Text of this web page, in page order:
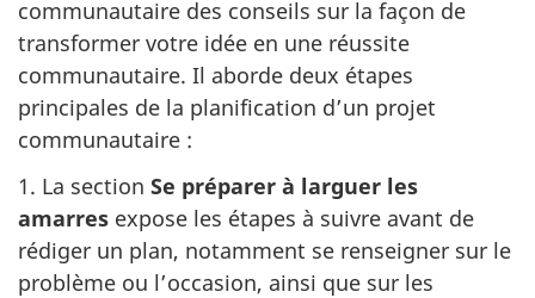
communautaire des conseils sur la façon de
transformer votre idée en une réussite
communautaire. Il aborde deux étapes
principales de la planification d’un projet
communautaire :
1. La section Se préparer à larguer les
amarres expose les étapes à suivre avant de
rédiger un plan, notamment se renseigner sur le
problème ou l’occasion, ainsi que sur les